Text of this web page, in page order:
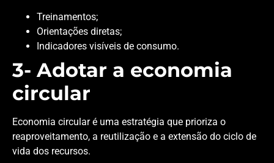
Treinamentos;
Orientações diretas;
Indicadores visíveis de consumo.
3- Adotar a economia
circular
Economia circular é uma estratégia que prioriza o
reaproveitamento, a reutilização e a extensão do ciclo de
vida dos recursos.